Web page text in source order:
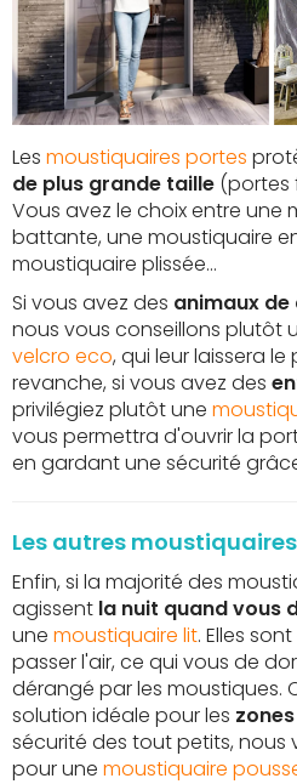
Les moustiquaires portes
de plus grande taille (portes
Vous avez le choix entre une
battante, une moustiquaire
moustiquaire plissée...
Si vous avez des animaux
nous vous conseillons plutôt
velcro eco, qui leur laissera
revanche, si vous avez des
privilégiez plutôt une
vous permettra d'ouvrir la
en gardant une sécurité
Les autres moustiquaires
Enfin, si la majorité des
agissent la nuit quand vous
une moustiquaire lit. Elles
passer l'air, ce qui vous de
dérangé par les moustiques.
solution idéale pour les
sécurité des tout petits, nous
pour une moustiquaire